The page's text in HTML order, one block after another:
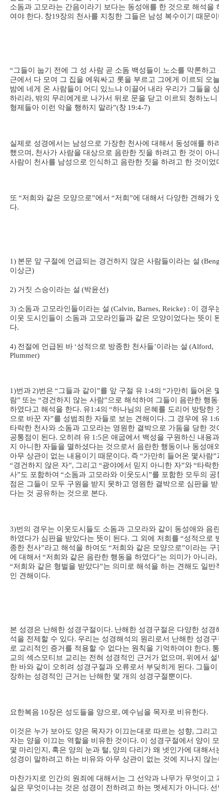
소돔과 고모라는 간음이라기 보다는 동성애를 한 것으로 해석을
여야 한다. 창19장의 천사를 지칭한 그들은 남성 복수이기 때문
“그들이 눕기 전에 그 성 사람 곧 소돔 백성들이 노소를 막론하고
근에서 다 모여 그 집을 에워싸고 롯을 부르고 그에게 이르되 오
밤에 네게 온 사람들이 어디 있느냐 이끌어 내라 우리가 그들을
하리라, 밖의 무리에게로 나가서 뒤로 문을 닫고 이르되 청하노니
형제들아 이런 악을 행하지 말라”(창 19:4-7)
실제로 성경에서는 남성으로 가장한 천사에 대해서 동성애를 하
했으며 , 천사가 사람을 대상으로 음란한 짓을 하려고 한 것이 아
사람이 천사를 남성으로 인식하고 음란한 짓을 하려고 한 것이었
또 “저희와 같은 모양으로”에서 “저희 ”에 대해서 다양한 견해가
다.
1) 본문 앞 구절에 언급되는 경건하지 않은 사람들이라는 설
이상근)
2) 거짓 스승이라는 설 (박윤선)
3) 소돔과 고모라인들이라는 설 (Calvin, Barnes, Reicke) : 이 경우
이웃 도시인들이 소돔과 고모라인들과 같은 모양이었다는 뜻이
다.
4) 전절에 언급된 바 ‘성적으로 방종한 천사들’이라는 설 (Alford,
Plummer)
1)번과 2)번은 “그들과 같이 ”를 앞 구절 유 1:4의 “가만히 들어온
람” 또는 “경건하지 않는 사람”으로 해석하여 그들이 음란한 행
하였다고 해석을 한다. 유1:4의 “하나님의 은혜를 도리어 방탕한
으로 바꾼 자”를 성범죄한 자들로 보는 견해이다. 그 경우에 유 1:6
타락한 천사와 소돔과 고모라는 영원한 결박으로 가둠을 당한 것
공통점이 된다. 오히려 유 1:5은 애굽에서 백성을 구원하신 내용
지 아니한 자들을 멸하셨다는 것으로서 음란한 행동이나 동성애
아무 상관이 없는 내용이기 때문이다. 즉 “가만히 들어온 몇사람”
“경건하지 않은 자”, 그리고 “광야에서 믿지 아니한 자”와“타락
사”도 포함하여 “소돔과 고모라와 이웃도시 ”를 포함한 모두의 공
점은 그들이 모두 구원을 받지 못하고 영원한 결박으로 심판을
다는 것 공유하는 것으로 본다.
3)번의 경우는 이웃도시들도 소돔과 고모라와 같이 동성애와 음
하였다가 심판을 받았다는 뜻이 된다. 그 외에 저희를 “성적으로
종한 천사”라고 해석을 하여도 “저희와 같은 모양으로”이라는 구
에 대해서 “저희와 같은 음란한 행동을 하였다”는 의미가 아니라,
“저희와 같은 형벌을 받았다”는 의미로 해석을 하는 견해도 일반
인 견해이다.
본 성경은 난해한 성경구절이다. 난해한 성경구절은 다양한 성경
석을 전제할 수 있다. 우리는 성경해석의 원리로서 난해한 성경구
로 교리적인 증거를 적용할 수 없다는 원칙을 기억하여야 한다.
교의 섹스모티브 교리는 전혀 성경적인 근거가 없으며 , 위에서 설
한 바와 같이 오히려 성경구절과 오류로서 부딪히게 된다. 그들
장하는 성경적인 근거는 난해한 몇 개의 성경구절뿐이다.
요한복음 10장은 성도들을 양으로, 예수님을 목자로 비유한다.
이것은 누가 보아도 양은 목자가 이끄는대로 따르는 성향, 그리
자는 양을 이끄는 역할을 비유한 것이다. 이 성경구절에서 양이
몇 마리인지 , 혹은 양의 눈과 털, 양의 다리가 왜 넷인가에 대해서
성경이 말하려고 하는 비유와 아무 상관이 없는 것에 지나지 않
마찬가지로 인간의 원죄에 대해서는 그 선악과 나무가 무엇이고
실은 무엇이냐는 것은 성경이 전하려고 하는 멧세지가 아니다.